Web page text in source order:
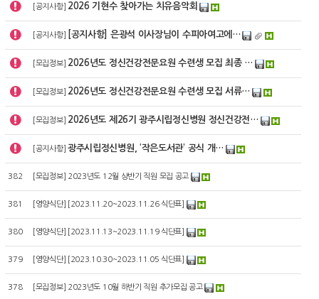
공지사항] 2026 기현수 찾아가는 치유음악회
공지사항] [공지사항] 은광석 이사장님이 수피아여고에…
모집정보] 2026년도 정신건강전문요원 수련생 모집 최종 …
모집정보] 2026년도 정신건강전문요원 수련생 모집 서류…
모집정보] 2026년도 제26기 광주시립정신병원 정신건강전…
공지사항] 광주시립정신병원, ‘작은도서관’ 공식 개…
382 모집정보] 2023년도 12월 상반기 직원 모집 공고
381 영양식단] [2023.11.20~2023.11.26 식단표]
380 영양식단] [2023.11.13~2023.11.19 식단표]
379 영양식단] [2023.10.30~2023.11.05 식단표]
378 모집정보] 2023년도 10월 하반기 직원 추가모집 공고